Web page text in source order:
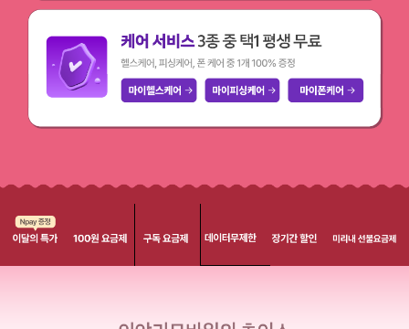
미성년자시니어 고객을 위한 추가 혜택! 미성년자시니어 고객 모든 요
케어 서비스 3종 중 택1 평생 무료 헬스케어, 피싱케어, 폰케어 중 1개
배경이미지
디지털 위협까지 지
배경
배경이미지